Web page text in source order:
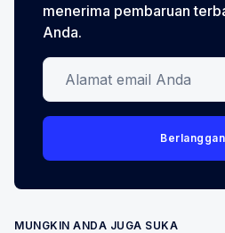
menerima pembaruan
Anda.
Alamat email Anda
MUNGKIN ANDA JUGA SUKA